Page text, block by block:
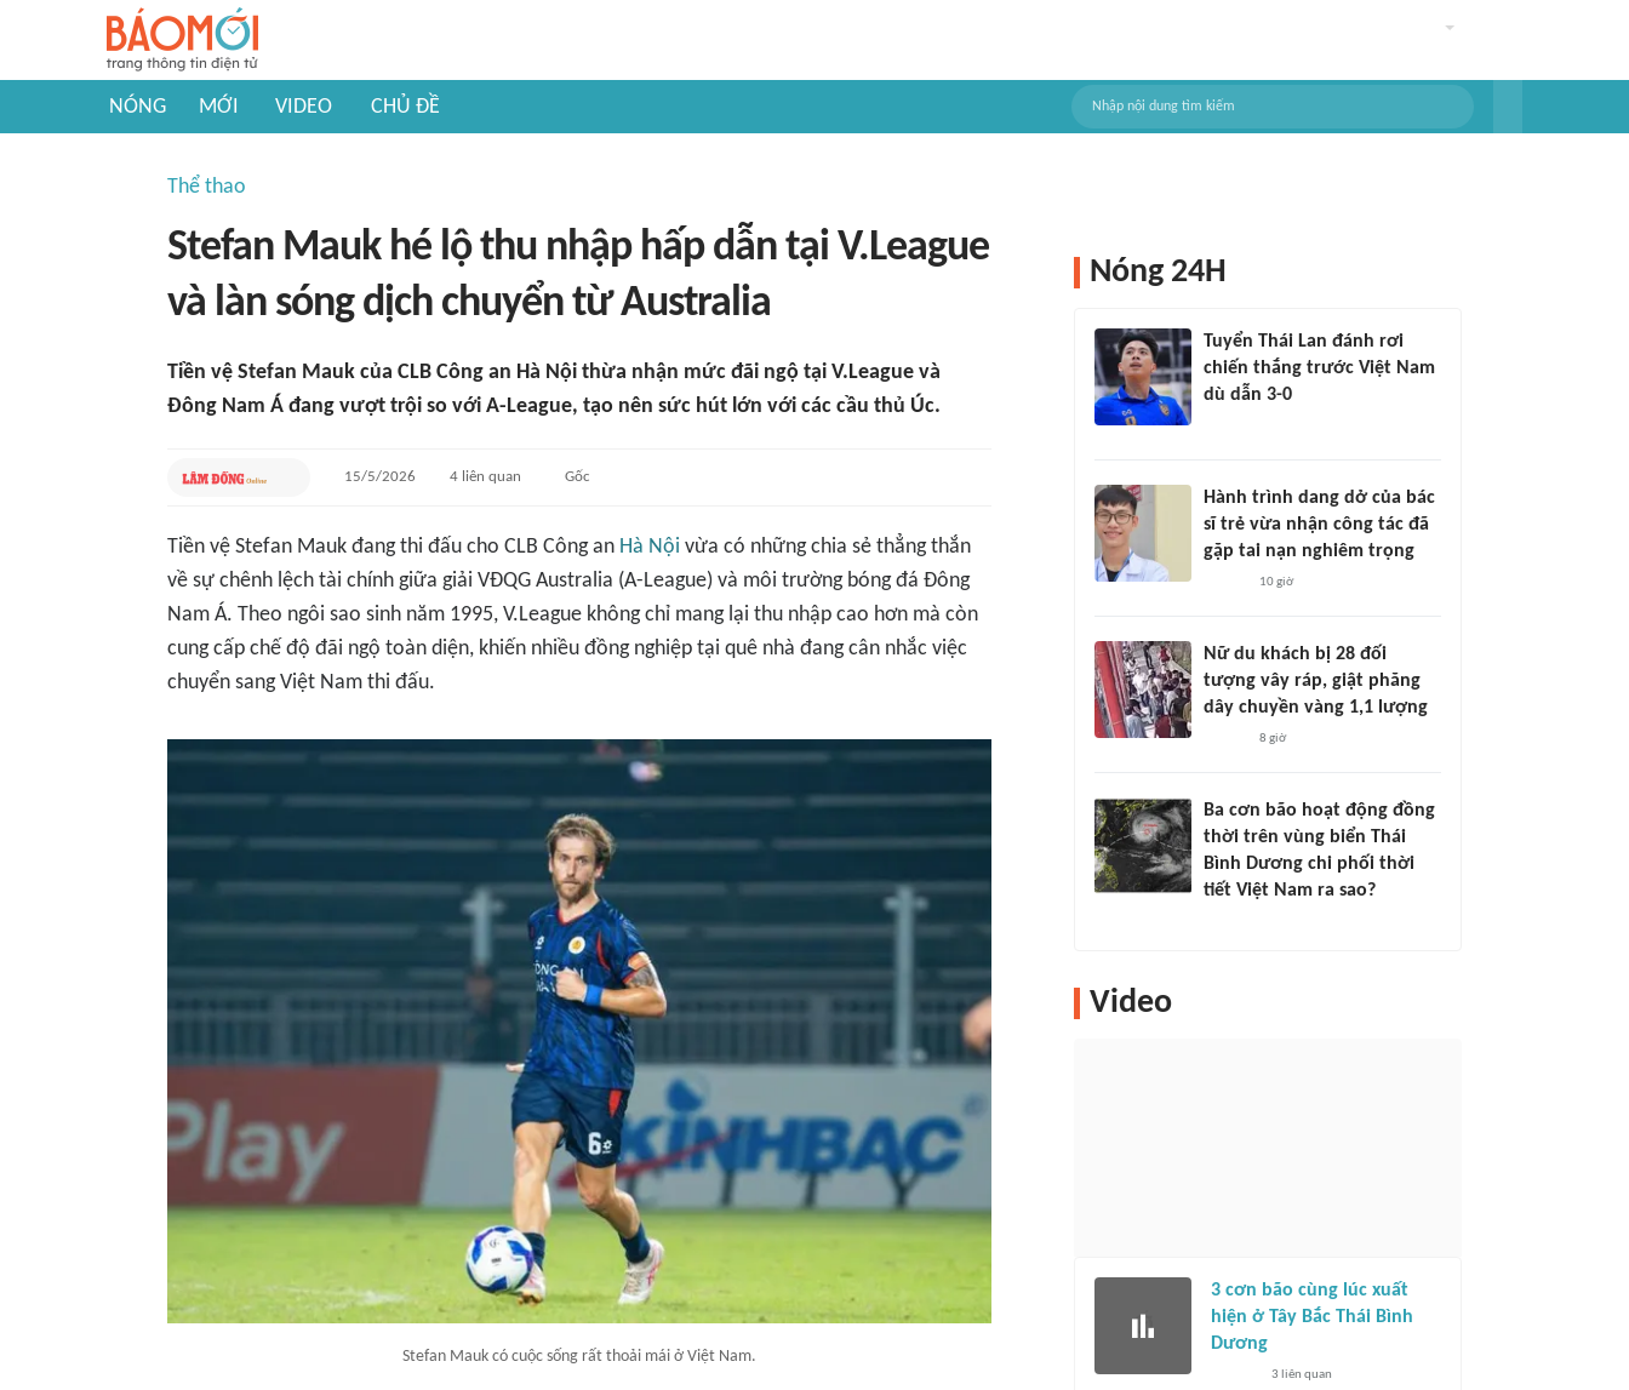
NÓNG MỚI VIDEO CHỦ ĐỀ
Thể thao
Stefan Mauk hé lộ thu nhập hấp dẫn tại V.League
và làn sóng dịch chuyển từ Australia
Tiền vệ Stefan Mauk của CLB Công an Hà Nội thừa nhận mức đãi ngộ tại V.League và
Đông Nam Á đang vượt trội so với A-League, tạo nên sức hút lớn với các cầu thủ Úc.
15/5/2026 4 liên quan Gốc
Tiền vệ Stefan Mauk đang thi đấu cho CLB Công an Hà Nội vừa có những chia sẻ thẳng thắn
về sự chênh lệch tài chính giữa giải VĐQG Australia (A-League) và môi trường bóng đá Đông
Nam Á. Theo ngôi sao sinh năm 1995, V.League không chỉ mang lại thu nhập cao hơn mà còn
cung cấp chế độ đãi ngộ toàn diện, khiến nhiều đồng nghiệp tại quê nhà đang cân nhắc việc
chuyển sang Việt Nam thi đấu.
Stefan Mauk có cuộc sống rất thoải mái ở Việt Nam.
Nóng 24H
Tuyển Thái Lan đánh rơi
chiến thắng trước Việt Nam
dù dẫn 3-0
Hành trình dang dở của bác
sĩ trẻ vừa nhận công tác đã
gặp tai nạn nghiêm trọng
10 giờ
Nữ du khách bị 28 đối
tượng vây ráp, giật phăng
dây chuyền vàng 1,1 lượng
8 giờ
Ba cơn bão hoạt động đồng
thời trên vùng biển Thái
Bình Dương chi phối thời
tiết Việt Nam ra sao?
Video
3 cơn bão cùng lúc xuất
hiện ở Tây Bắc Thái Bình
Dương
3 liên quan